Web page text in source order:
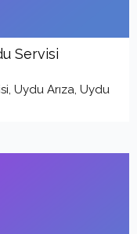
Servisi
Uydu Arıza, Uydu